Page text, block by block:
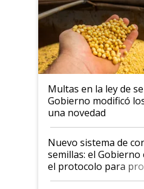
Multas en la ley de
Gobierno modificó
una novedad
Nuevo sistema de
semillas: el Gobierno
el protocolo para
propiedad intelectual